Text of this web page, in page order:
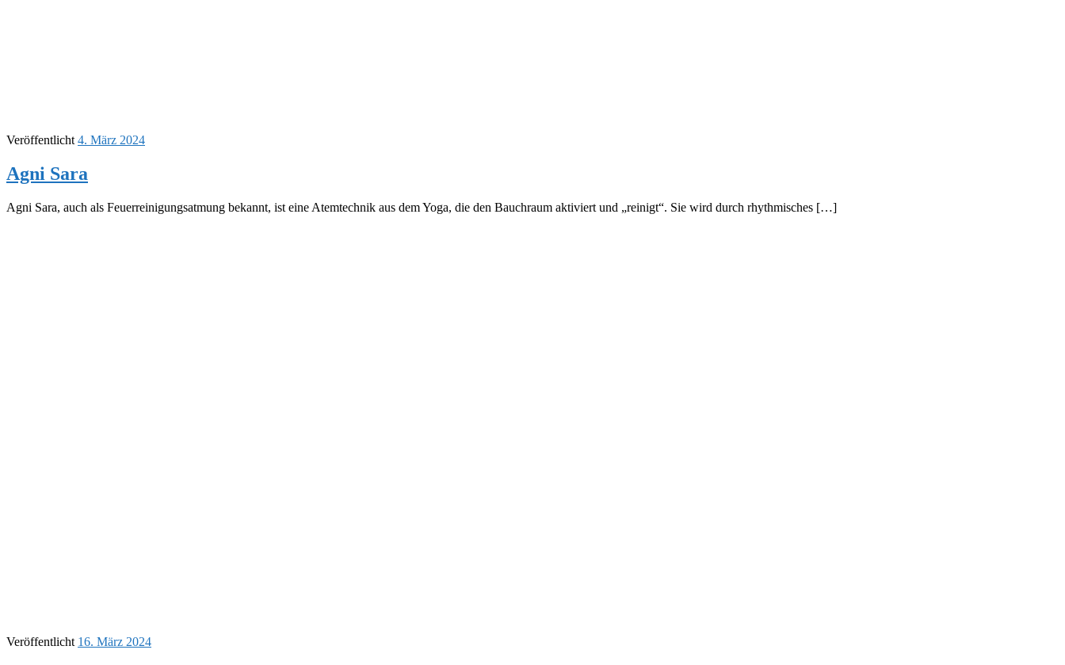
Veröffentlicht 4. März 2024
Agni Sara
Agni Sara, auch als Feuerreinigungsatmung bekannt, ist eine Atemtechnik aus dem Yoga, die den Bauchraum aktiviert und „reinigt“. Sie wird durch rhythmisches […]
Veröffentlicht 16. März 2024